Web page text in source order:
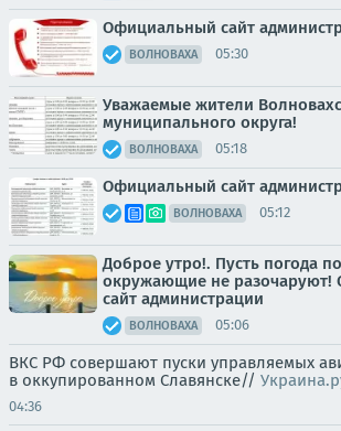
Официальный сайт
ВОЛНОВАХА 05:30
Уважаемые жители
муниципального округа!
ВОЛНОВАХА 05:18
Официальный сайт
ВОЛНОВАХА 05:12
Доброе утро!. Пусть погода
окружающие не
сайт администрации
ВОЛНОВАХА 05:06
ВКС РФ совершают пуски управляемых
в оккупированном Славянске//
04:36